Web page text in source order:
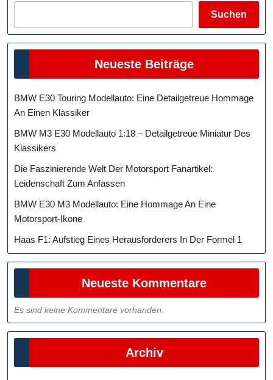
Suchen
Neueste Beiträge
BMW E30 Touring Modellauto: Eine Detailgetreue Hommage
An Einen Klassiker
BMW M3 E30 Modellauto 1:18 – Detailgetreue Miniatur Des
Klassikers
Die Faszinierende Welt Der Motorsport Fanartikel:
Leidenschaft Zum Anfassen
BMW E30 M3 Modellauto: Eine Hommage An Eine
Motorsport-Ikone
Haas F1: Aufstieg Eines Herausforderers In Der Formel 1
Neueste Kommentare
Es sind keine Kommentare vorhanden.
Archiv